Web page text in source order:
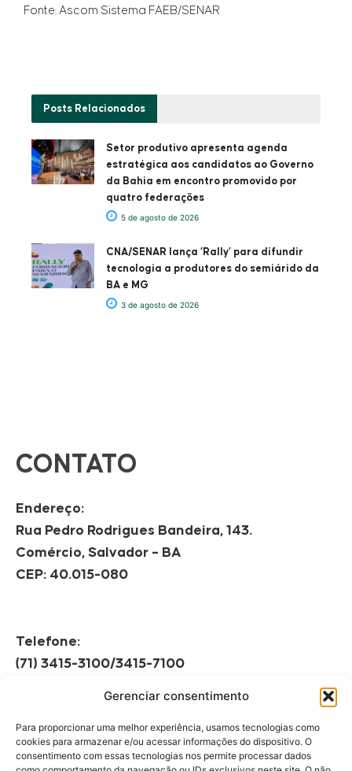
Gerenciar consentimento
Para proporcionar uma melhor experiência, usamos tecnologias como
cookies para armazenar e/ou acessar informações do dispositivo. O
consentimento com essas tecnologias nos permite processar dados
Fonte: Ascom Sistema FAEB/SENAR
Posts Relacionados
Setor produtivo apresenta agenda
estratégica aos candidatos ao Governo
da Bahia em encontro promovido por
quatro federações
5 de agosto de 2026
CNA/SENAR lança ‘Rally’ para difundir
tecnologia a produtores do semiárido da
BA e MG
3 de agosto de 2026
CONTATO
Endereço:
Rua Pedro Rodrigues Bandeira, 143.
Comércio, Salvador – BA
CEP: 40.015-080
Telefone:
(71) 3415-3100/3415-7100
Horário de Funcionamento:
08h às 12h | 13h às 17h